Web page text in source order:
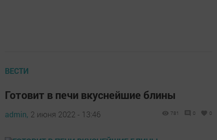
ВЕСТИ
Готовит в печи вкуснейшие блины
admin, 2 июня 2022 - 13:46 781 0 0